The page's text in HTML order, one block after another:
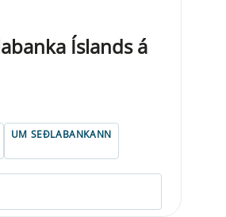
Íslands á
UM SEÐLABANKANN